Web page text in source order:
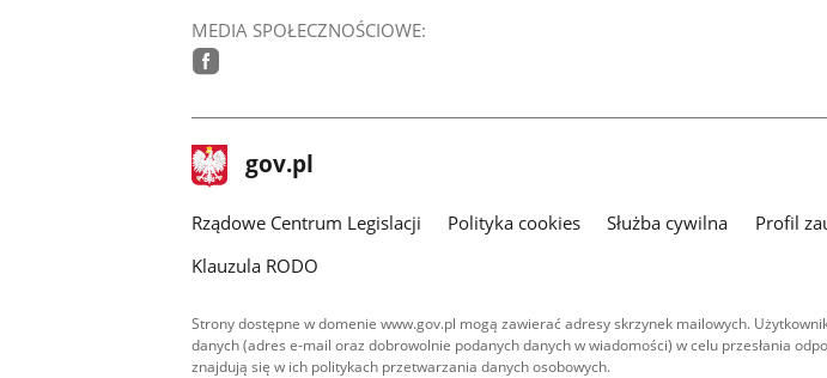
MEDIA SPOŁECZNOŚCIOWE:
stopka
gov.pl Strona
gov.pl
Rządowe Centrum Legislacji Polityka cookies Służba cywilna Profil
Klauzula RODO
Strony dostępne w domenie www.gov.pl mogą zawierać adresy skrzynek mailowych.
danych (adres e-mail oraz dobrowolnie podanych danych w wiadomości) w celu przesłania
znajdują się w ich politykach przetwarzania danych osobowych.